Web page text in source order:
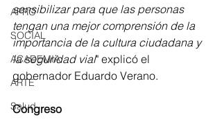
AFRO
SOCIAL
ACADEMIA
ARTE
Salud
sensibilizar para que las personas
tengan una mejor comprensión de la
importancia de la cultura ciudadana y
la seguridad vial" explicó el
gobernador Eduardo Verano.
Congreso